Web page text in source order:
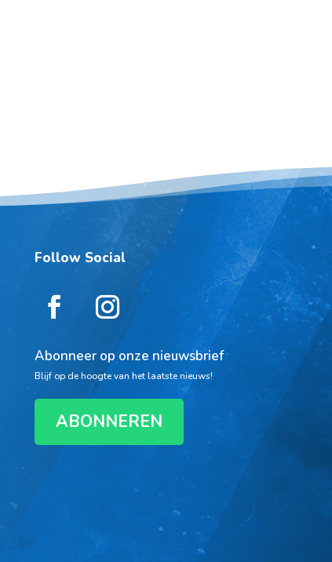
Follow Social
Abonneer op onze nieuwsbrief
Blijf op de hoogte van het laatste nieuws!
ABONNEREN